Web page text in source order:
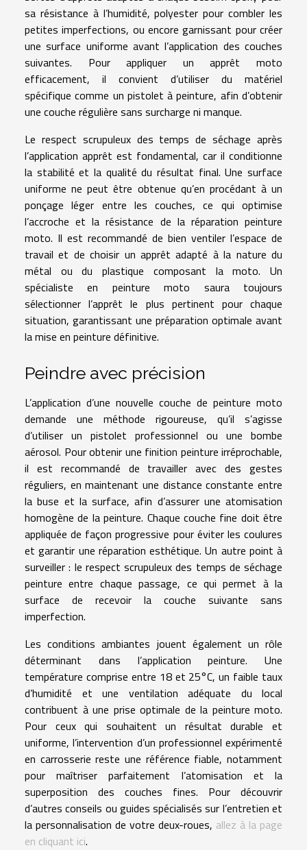
sa résistance à l’humidité, polyester pour combler les
petites imperfections, ou encore garnissant pour créer
une surface uniforme avant l’application des couches
suivantes. Pour appliquer un apprêt moto
efficacement, il convient d’utiliser du matériel
spécifique comme un pistolet à peinture, afin d’obtenir
une couche régulière sans surcharge ni manque.
Le respect scrupuleux des temps de séchage après
l’application apprêt est fondamental, car il conditionne
la stabilité et la qualité du résultat final. Une surface
uniforme ne peut être obtenue qu’en procédant à un
ponçage léger entre les couches, ce qui optimise
l’accroche et la résistance de la réparation peinture
moto. Il est recommandé de bien ventiler l’espace de
travail et de choisir un apprêt adapté à la nature du
métal ou du plastique composant la moto. Un
spécialiste en peinture moto saura toujours
sélectionner l’apprêt le plus pertinent pour chaque
situation, garantissant une préparation optimale avant
la mise en peinture définitive.
Peindre avec précision
L’application d’une nouvelle couche de peinture moto
demande une méthode rigoureuse, qu’il s’agisse
d’utiliser un pistolet professionnel ou une bombe
aérosol. Pour obtenir une finition peinture irréprochable,
il est recommandé de travailler avec des gestes
réguliers, en maintenant une distance constante entre
la buse et la surface, afin d’assurer une atomisation
homogène de la peinture. Chaque couche fine doit être
appliquée de façon progressive pour éviter les coulures
et garantir une réparation esthétique. Un autre point à
surveiller : le respect scrupuleux des temps de séchage
peinture entre chaque passage, ce qui permet à la
surface de recevoir la couche suivante sans
imperfection.
Les conditions ambiantes jouent également un rôle
déterminant dans l’application peinture. Une
température comprise entre 18 et 25°C, un faible taux
d’humidité et une ventilation adéquate du local
contribuent à une prise optimale de la peinture moto.
Pour ceux qui souhaitent un résultat durable et
uniforme, l’intervention d’un professionnel expérimenté
en carrosserie reste une référence fiable, notamment
pour maîtriser parfaitement l’atomisation et la
superposition des couches fines. Pour découvrir
d’autres conseils ou guides spécialisés sur l’entretien et
la personnalisation de votre deux-roues, allez à la page
en cliquant ici.